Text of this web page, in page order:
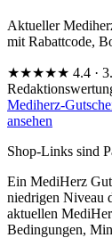
Aktueller
mit Rabattcode,
★★★★★ 4.4 ·
Mediherz-
ansehen
Shop-Links sind
Ein MediHerz
niedrigen Niveau
aktuellen
Bedingungen,